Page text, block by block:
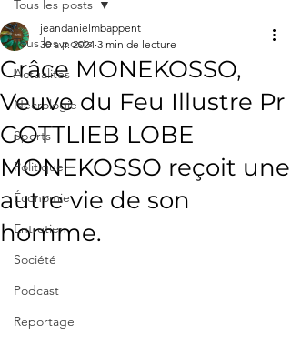
Tous les posts
Actualités
Nécrologie
Sports
Politique
Économie
Entretien
Société
Podcast
Reportage
Tous les posts
Grâce MONEKOSSO,
Veuve du Feu Illustre Pr
GOTTLIEB LOBE
MONEKOSSO reçoit une
autre vie de son
homme.
jeandanielmbappent
30 avr. 2024 3 min de lecture